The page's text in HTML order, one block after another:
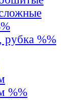
рубка %%
%%